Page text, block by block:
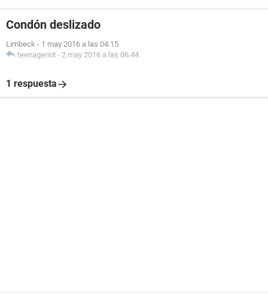
Condón deslizado
Limbeck - 1 may 2016 a las 04:15
teenageriot - 2 may 2016 a las 06:44
1 respuesta